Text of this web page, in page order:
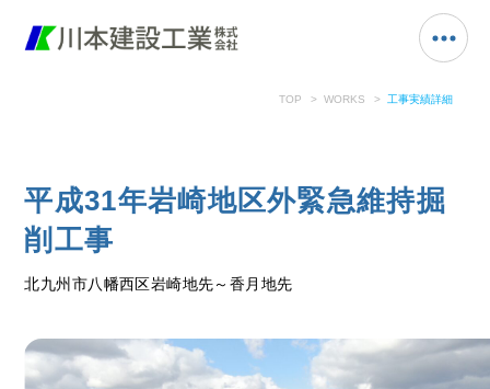
TOP WORKS 工事実績詳細
平成31年岩崎地区外緊急維持掘
削工事
北九州市八幡西区岩崎地先～香月地先